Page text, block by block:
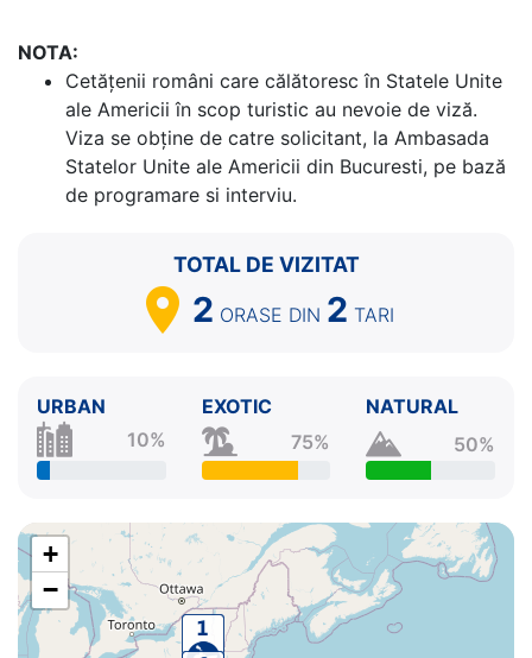
2. Zi de navigare
Kings Wharf Bermuda 09:00 - 0:00
Kings Wharf Bermuda 0:00 - 17:00
Zi de navigare pe Mare 0:00 - 0:00
Cape Liberty, Bayonne, New Jersey SUA
07:00 -
NOTA:
Cetăţenii români care călătoresc în Statele Unite
ale Americii în scop turistic au nevoie de viză.
Viza se obține de catre solicitant, la Ambasada
Statelor Unite ale Americii din Bucuresti, pe bază
de programare si interviu.
TOTAL DE VIZITAT
2 ORASE DIN 2 TARI
URBAN
10%
EXOTIC
75%
NATURAL
50%
+
−